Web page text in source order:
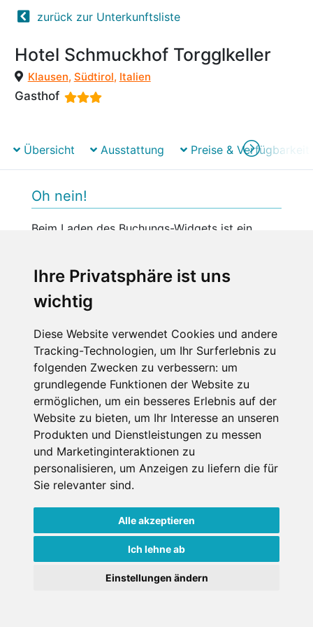
Ihre Privatsphäre ist uns
wichtig
Diese Website verwendet Cookies und andere
Tracking-Technologien, um Ihr Surferlebnis zu
folgenden Zwecken zu verbessern: um
grundlegende Funktionen der Website zu
ermöglichen, um ein besseres Erlebnis auf der
Website zu bieten, um Ihr Interesse an unseren
Produkten und Dienstleistungen zu messen
und Marketinginteraktionen zu
personalisieren, um Anzeigen zu liefern die für
Sie relevanter sind.
Alle akzeptieren
Ich lehne ab
Einstellungen ändern
zurück zur Unterkunftsliste
Hotel Schmuckhof Torgglkeller
Klausen, Südtirol, Italien
Gasthof
Übersicht Ausstattung Preise & Verfügbarkeit
Oh nein!
Beim Laden des Buchungs-Widgets ist ein
Datenschutzbedingungen
Nutzungsbedingungen Impressum Kontakt
Copyright © Schneemenschen GmbH 2026